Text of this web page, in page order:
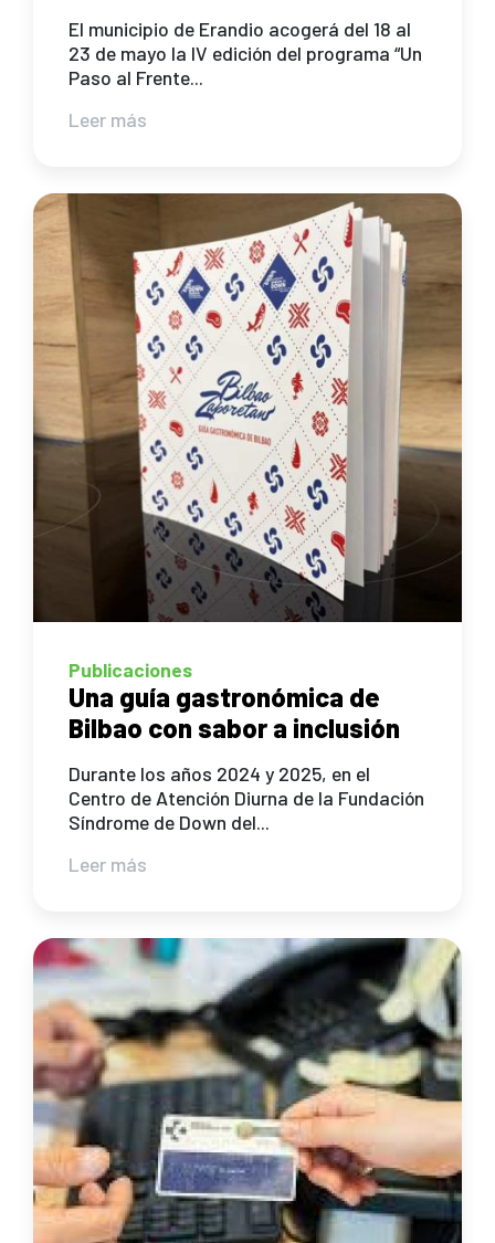
El municipio de Erandio acogerá del 18 al
23 de mayo la IV edición del programa “Un
Paso al Frente...
Leer más
Publicaciones
Una guía gastronómica de
Bilbao con sabor a inclusión
Durante los años 2024 y 2025, en el
Centro de Atención Diurna de la Fundación
Síndrome de Down del...
Leer más